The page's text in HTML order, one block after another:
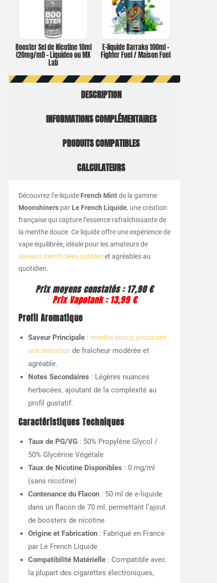
Booster Sel de Nicotine 10ml
(20mg/ml) – Liquideo ou MX
Lab
E-liquide Barrako 100ml –
Fighter Fuel / Maison Fuel
DESCRIPTION
INFORMATIONS COMPLÉMENTAIRES
PRODUITS COMPATIBLES
CALCULATEURS
Découvrez l’e-liquide French Mintde la gamme
Moonshinerspar Le French Liquide, une création
française qui capture l’essence rafraîchissante de
la menthe douce. Ce liquide offre une expérience de
vape équilibrée, idéale pour les amateurs de
saveurs mentholées subtileset agréables au
quotidien.
Prix moyens constatés : 17,90 €
Prix Vapotank : 13,99 €
Profil Aromatique
Saveur Principale: menthe douce, procurant
une sensation de fraîcheur modérée et
agréable.
Notes Secondaires : Légères nuances
herbacées, ajoutant de la complexité au
profil gustatif.
Caractéristiques Techniques
Taux de PG/VG: 50% Propylène Glycol /
50% Glycérine Végétale
Taux de Nicotine Disponibles : 0 mg/ml
(sans nicotine)
Contenance du Flacon: 50 ml de e-liquide
dans un flacon de 70 ml, permettant l’ajout
de boosters de nicotine
Origine et Fabrication: Fabriqué en France
par Le French Liquide
Compatibilité Matérielle: Compatible avec
la plupart des cigarettes électroniques,